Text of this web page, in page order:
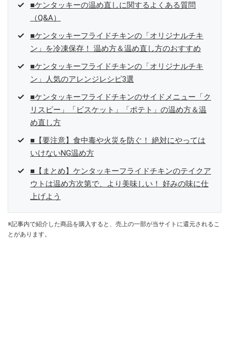
■ケンタッキーの温め直しに関するよくある質問
（Q&A）
■ケンタッキーフライドチキンの「オリジナルチキ
ン」を冷凍保存！ 温め方＆温め直し方のおすすめ
■ケンタッキーフライドチキンの「オリジナルチキ
ン」人気のアレンジレシピ3選
■ケンタッキーフライドチキンのサイドメニュー「ク
リスピー」「ビスケット」「ポテト」の温め方＆温
め直し方
■【要注意】食中毒や火災を防ぐ！ 絶対にやっては
いけないNG温め方
■【まとめ】ケンタッキーフライドチキンのテイクア
ウトは温め方次第で、より美味しい！ 好みの味に仕
上げよう
※記事内で紹介した商品を購入すると、売上の一部が当サイトに還元されるこ
とがあります。